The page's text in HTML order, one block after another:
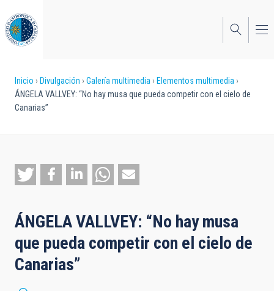
al
contenido
principal
Sobrescribir
enlaces
a
la
navegación
Inicio Divulgación Galería multimedia
Elementos multimedia
ÁNGELA VALLVEY: “No hay musa que pueda competir con el cielo de
Canarias”
ÁNGELA VALLVEY: “No hay musa
que pueda competir con el cielo de
Canarias”